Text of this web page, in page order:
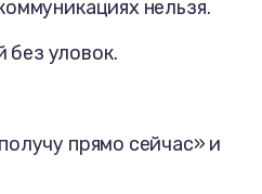
нельзя.
без уловок.
прямо сейчас» и